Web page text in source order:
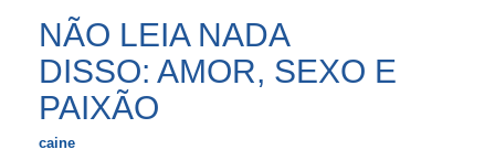
NÃO LEIA NADA
DISSO: AMOR, SEXO E
PAIXÃO
caine